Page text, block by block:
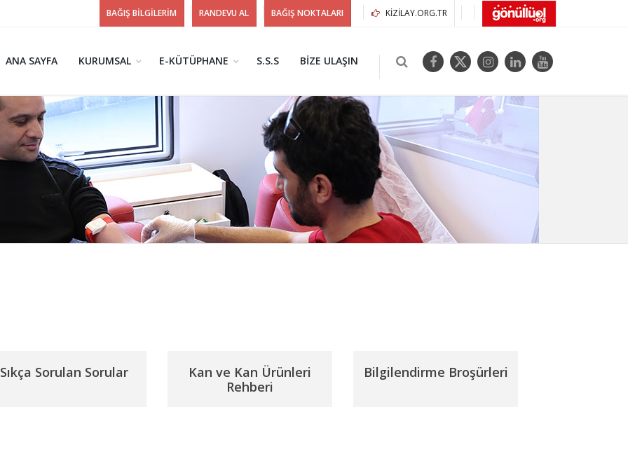
BAĞIŞ BİLGİLERİM RANDEVU AL BAĞIŞ NOKTALARI KIZILAY.ORG.TR
ANA SAYFA KURUMSAL E-KÜTÜPHANE S.S.S BİZE ULAŞIN
Sıkça Sorulan Sorular
Kan ve Kan Ürünleri
Rehberi
Bilgilendirme Broşürleri